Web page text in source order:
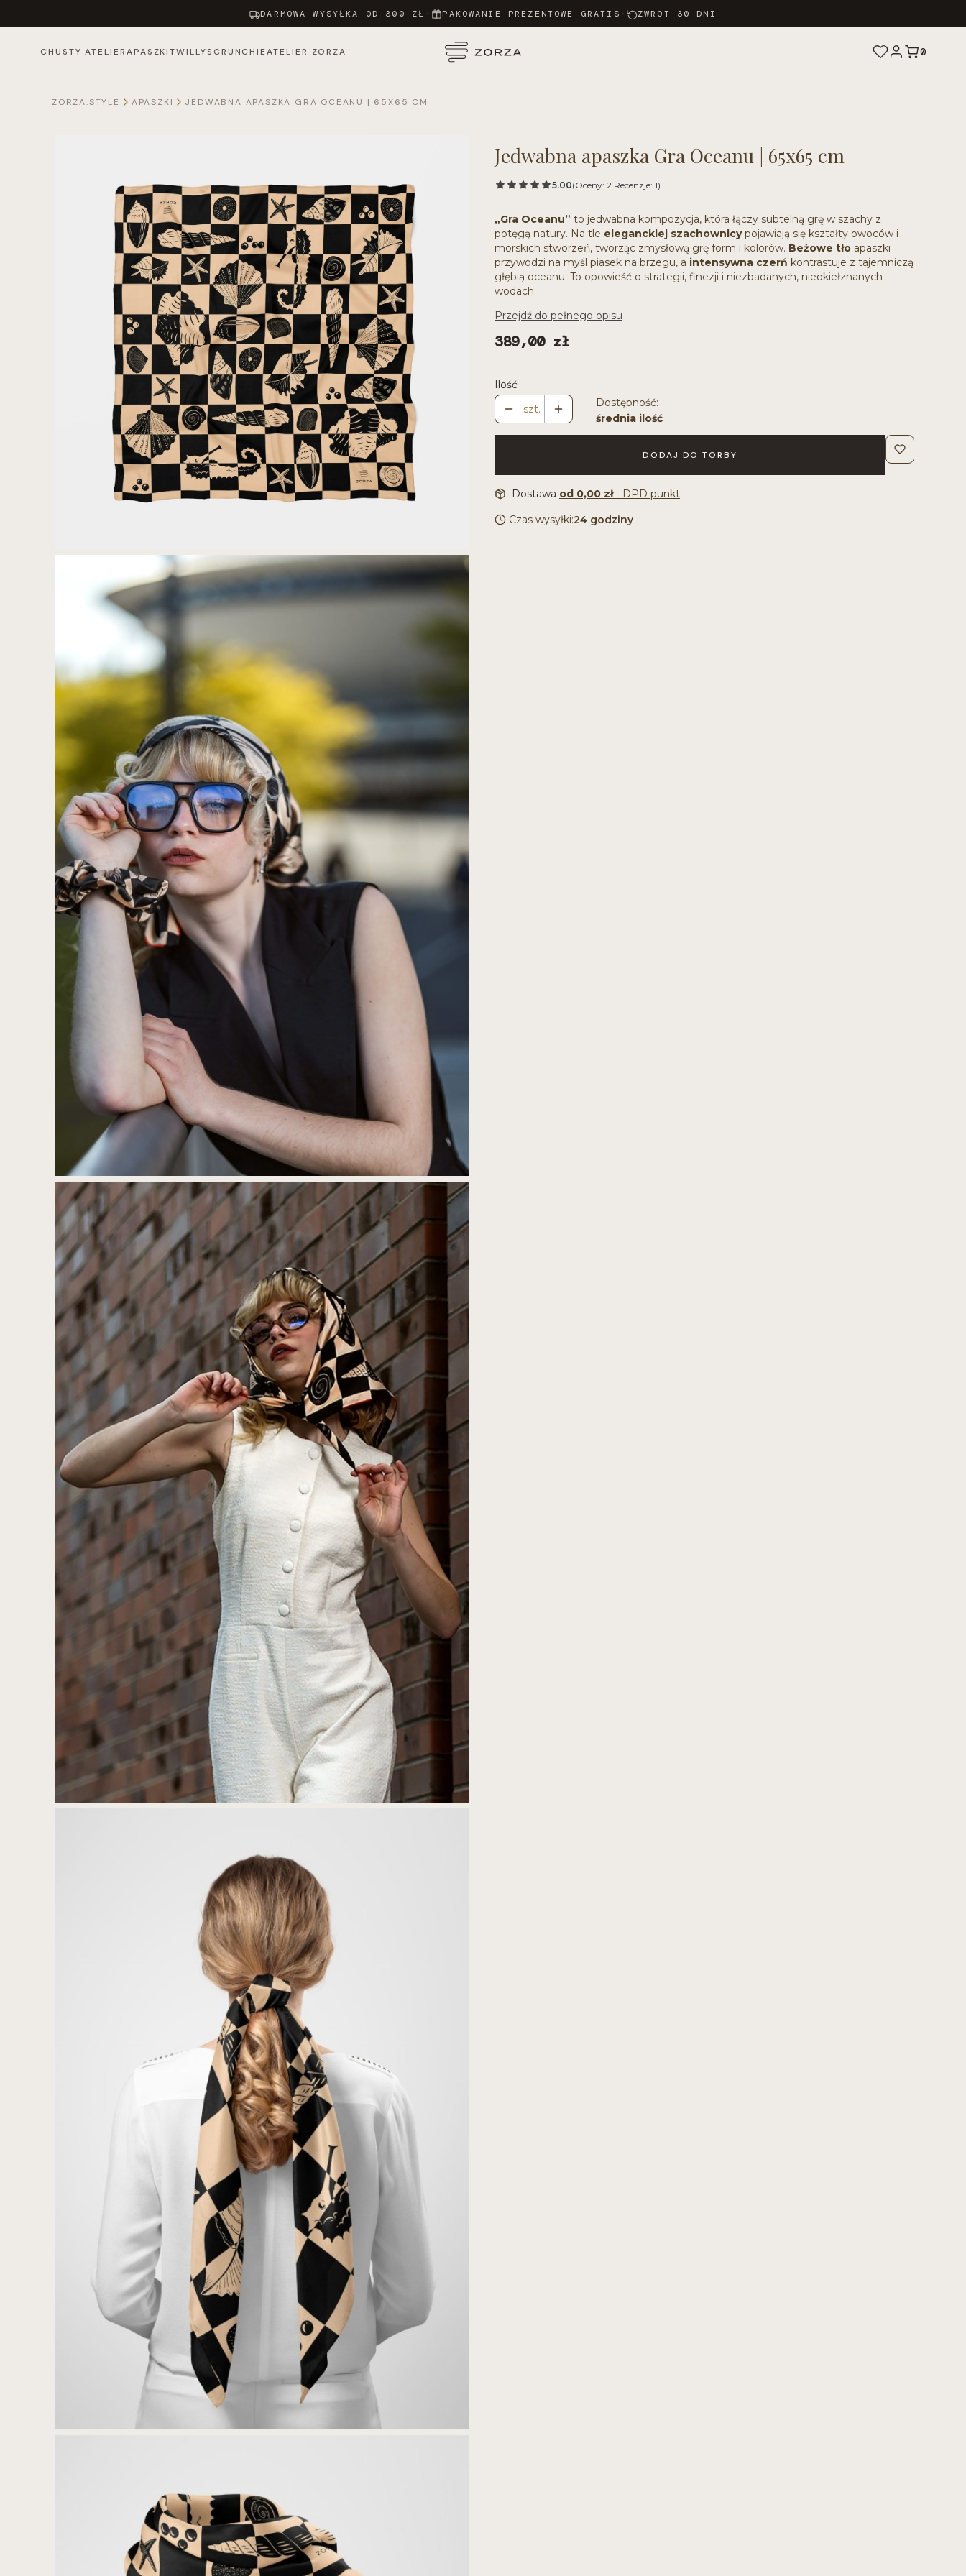
DARMOWA WYSYŁKA OD 300 ZŁ · PAKOWANIE PREZENTOWE GRATIS · ZWROT 30 DNI
CHUSTY ATELIERAPASZKITWILLYSCRUNCHIEATELIER ZORZA 0
ZORZA.STYLE APASZKI JEDWABNA APASZKA GRA OCEANU | 65X65 CM
Jedwabna apaszka Gra Oceanu | 65x65 cm
5.00(Oceny: 2 Recenzje: 1)
„Gra Oceanu” to jedwabna kompozycja, która łączy subtelną grę w szachy z
potęgą natury. Na tle eleganckiej szachownicypojawiają się kształty owoców i
morskich stworzeń, tworząc zmysłową grę form i kolorów. Beżowe tło apaszki
przywodzi na myśl piasek na brzegu, a intensywna czerń kontrastuje z tajemniczą
głębią oceanu. To opowieść o strategii, finezji i niezbadanych, nieokiełznanych
wodach.
Przejdź do pełnego opisu
Cena
389,00 zł
Ilość
szt.
Dostępność:
średnia ilość
DODAJ DO TORBY
Dostawa od 0,00 zł- DPD punkt
Czas wysyłki:24 godziny